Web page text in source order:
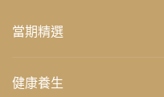
當期精選
健康養生